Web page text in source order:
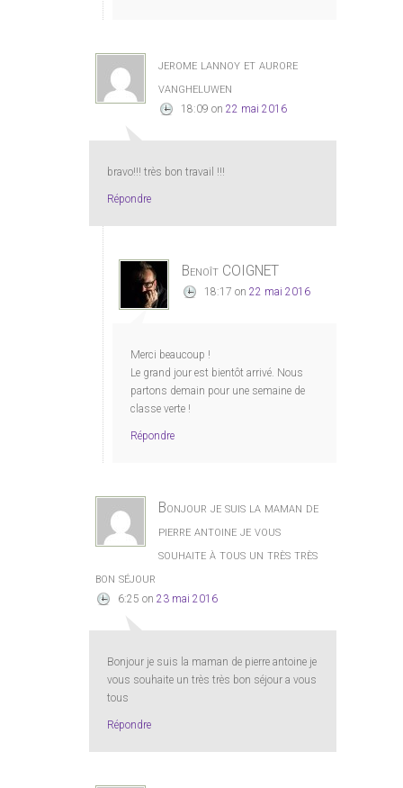
jerome lannoy et aurore
vangheluwen
18:09 on 22 mai 2016
bravo!!! très bon travail !!!
Répondre
Benoît COIGNET
18:17 on 22 mai 2016
Merci beaucoup !
Le grand jour est bientôt arrivé. Nous
partons demain pour une semaine de
classe verte !
Répondre
Bonjour je suis la maman de
pierre antoine je vous
souhaite à tous un très très
bon séjour
6:25 on 23 mai 2016
Bonjour je suis la maman de pierre antoine je
vous souhaite un très très bon séjour a vous
tous
Répondre